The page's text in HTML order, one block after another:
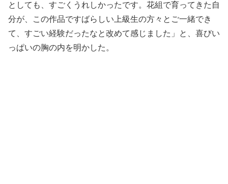
としても、すごくうれしかったです。花組で育ってきた自
分が、この作品ですばらしい上級生の方々とご一緒でき
て、すごい経験だったなと改めて感じました」と、喜びい
っぱいの胸の内を明かした。